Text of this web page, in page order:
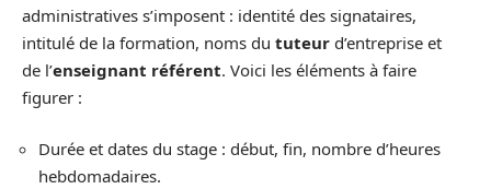
administratives s’imposent : identité des signataires,
intitulé de la formation, noms du tuteur d’entreprise et
de l’enseignant référent. Voici les éléments à faire
figurer :
Durée et dates du stage : début, fin, nombre d’heures
hebdomadaires.